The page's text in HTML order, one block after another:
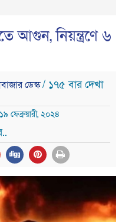
আগুন, নিয়ন্ত্রণে ৬
ডেস্ক/ ১৭৫ বার দেখা
ফেব্রুয়ারী, ২০২৪